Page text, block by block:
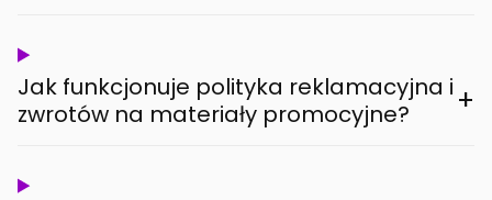
Jak funkcjonuje polityka reklamacyjna i
zwrotów na materiały promocyjne?
+